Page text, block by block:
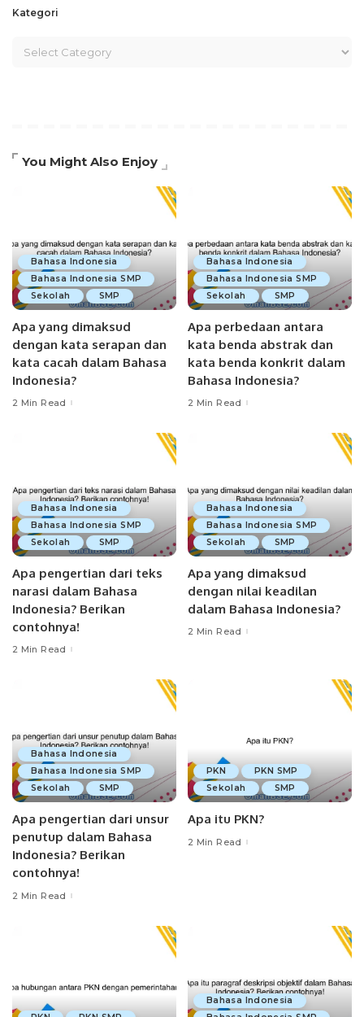
Kategori
You Might Also Enjoy
Bahasa Indonesia
Bahasa Indonesia SMP
Sekolah
SMP
Apa yang dimaksud
dengan kata serapan dan
kata cacah dalam Bahasa
Indonesia?
2 Min Read
Bahasa Indonesia
Bahasa Indonesia SMP
Sekolah
SMP
Apa perbedaan antara
kata benda abstrak dan
kata benda konkrit dalam
Bahasa Indonesia?
2 Min Read
Bahasa Indonesia
Bahasa Indonesia SMP
Sekolah
SMP
Apa pengertian dari teks
narasi dalam Bahasa
Indonesia? Berikan
contohnya!
2 Min Read
Bahasa Indonesia
Bahasa Indonesia SMP
Sekolah
SMP
Apa yang dimaksud
dengan nilai keadilan
dalam Bahasa Indonesia?
2 Min Read
Bahasa Indonesia
Bahasa Indonesia SMP
Sekolah
SMP
Apa pengertian dari unsur
penutup dalam Bahasa
Indonesia? Berikan
contohnya!
2 Min Read
PKN
PKN SMP
Sekolah
SMP
Apa itu PKN?
2 Min Read
Bahasa Indonesia